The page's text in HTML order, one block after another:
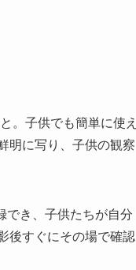
。子供でも簡単に使え
明に写り、子供の観察
でき、子供たちが自分
後すぐにその場で確認